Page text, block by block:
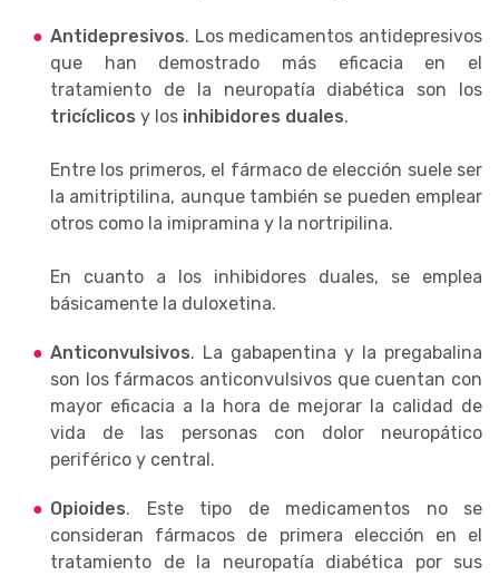
Antidepresivos. Los medicamentos antidepresivos
que han demostrado más eficacia en el
tratamiento de la neuropatía diabética son los
tricíclicos y los inhibidores duales.
Entre los primeros, el fármaco de elección suele ser
la amitriptilina, aunque también se pueden emplear
otros como la imipramina y la nortripilina.
En cuanto a los inhibidores duales, se emplea
básicamente la duloxetina.
Anticonvulsivos. La gabapentina y la pregabalina
son los fármacos anticonvulsivos que cuentan con
mayor eficacia a la hora de mejorar la calidad de
vida de las personas con dolor neuropático
periférico y central.
Opioides. Este tipo de medicamentos no se
consideran fármacos de primera elección en el
tratamiento de la neuropatía diabética por sus